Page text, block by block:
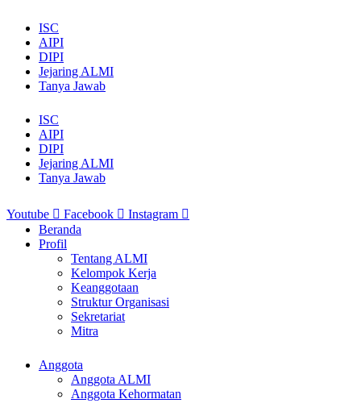
ISC
AIPI
DIPI
Jejaring ALMI
Tanya Jawab
ISC
AIPI
DIPI
Jejaring ALMI
Tanya Jawab
Youtube Facebook
Instagram
Beranda
Profil
Tentang ALMI
Kelompok Kerja
Keanggotaan
Struktur Organisasi
Sekretariat
Mitra
Anggota
Anggota ALMI
Anggota Kehormatan